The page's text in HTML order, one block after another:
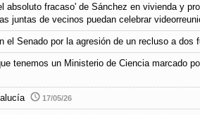
absoluto fracaso' de Sánchez en vivienda y
juntas de vecinos puedan celebrar
el Senado por la agresión de un recluso a dos
tenemos un Ministerio de Ciencia marcado
17/05/26